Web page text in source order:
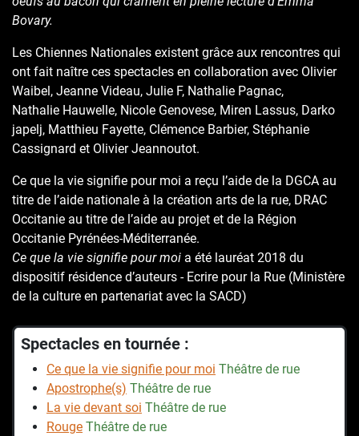
Bovary.
Les Chiennes Nationales existent grâce aux rencontres qui
ont fait naître ces spectacles en collaboration avec Olivier
Waibel, Jeanne Videau, Julie F, Nathalie Pagnac,
Nathalie Hauwelle, Nicole Genovese, Miren Lassus, Darko
japelj, Matthieu Fayette, Clémence Barbier, Stéphanie
Cassignard et Olivier Jeannoutot.
Ce que la vie signifie pour moi a reçu l’aide de la DGCA au
titre de l’aide nationale à la création arts de la rue, DRAC
Occitanie au titre de l’aide au projet et de la Région
Occitanie Pyrénées-Méditerranée.
Ce que la vie signifie pour moi a été lauréat 2018 du
dispositif résidence d’auteurs - Ecrire pour la Rue (Ministère
de la culture en partenariat avec la SACD)
Spectacles en tournée :
Ce que la vie signifie pour moi Théâtre de rue
Apostrophe(s) Théâtre de rue
La vie devant soi Théâtre de rue
Rouge Théâtre de rue